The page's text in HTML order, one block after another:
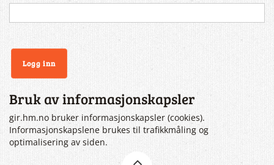
Bruk av informasjonskapsler
gir.hm.no bruker informasjonskapsler (cookies).
Informasjonskapslene brukes til trafikkmåling og
optimalisering av siden.